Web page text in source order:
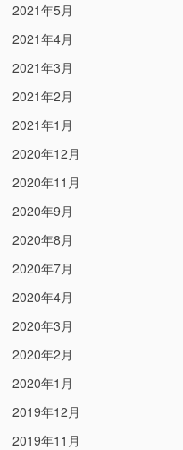
2021年5月
2021年4月
2021年3月
2021年2月
2021年1月
2020年12月
2020年11月
2020年9月
2020年8月
2020年7月
2020年4月
2020年3月
2020年2月
2020年1月
2019年12月
2019年11月